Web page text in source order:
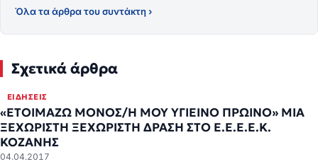
Όλα τα άρθρα του συντάκτη ›
Σχετικά άρθρα
ΕΙΔΉΣΕΙΣ
«ΕΤΟΙΜΑΖΩ ΜΟΝΟΣ/Η ΜΟΥ ΥΓΙΕΙΝΟ ΠΡΩΙΝΟ» ΜΙΑ
ΞΕΧΩΡΙΣΤΗ ΞΕΧΩΡΙΣΤΗ ΔΡΑΣΗ ΣΤΟ Ε.Ε.Ε.Ε.Κ.
ΚΟΖΑΝΗΣ
04.04.2017